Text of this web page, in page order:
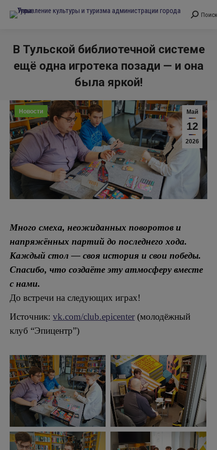
Поиск:
Поиск
В Тульской библиотечной системе
ещё одна игротека позади — и она
была яркой!
Май
12
2026
Новости
Много смеха, неожиданных поворотов и
напряжённых партий до последнего хода.
Каждый стол — своя история и свои победы.
Спасибо, что создаёте эту атмосферу вместе
с нами.
До встречи на следующих играх!
Источник: vk.com/club.epicenter (молодёжный
клуб “Эпицентр”)